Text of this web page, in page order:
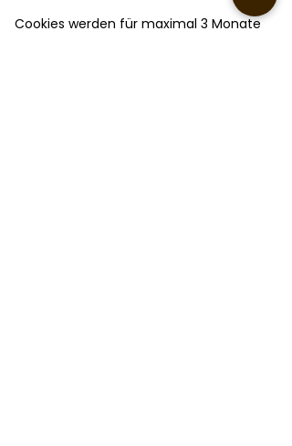
Cookies werden für maximal 3 Monate